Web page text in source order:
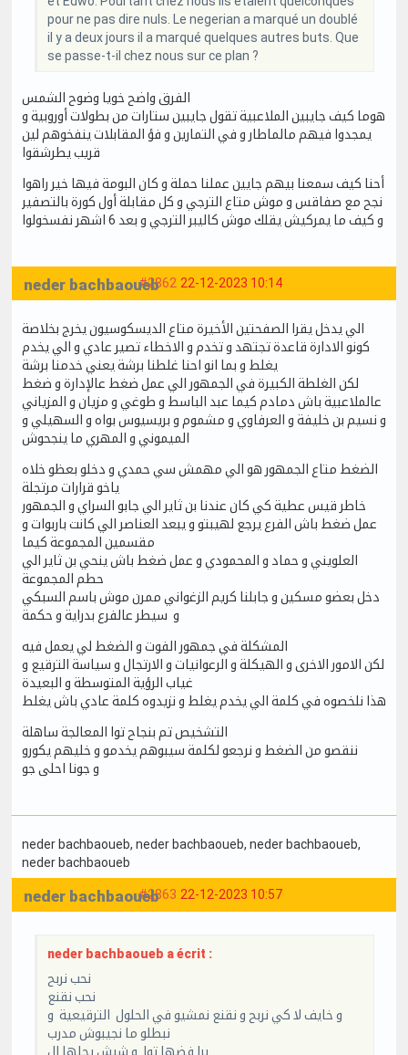
pour ne pas dire nuls. Le negerian a marqué un doublé
il y a deux jours il a marqué quelques autres buts. Que
se passe-t-il chez nous sur ce plan ?
الفرق واضح خويا وضوح الشمس
هوما كيف جايبين الملاعبية تقول جايبين ستارات من بطولات أوروبية و
يمجدوا فيهم مالماطار و في التمارين و فؤ المقابلات ينفخوهم لين
قريب يطرشقوا
أحنا كيف سمعنا بيهم جايين عملنا حملة و كان البومة فيها خير راهوا
نجح مع صفاقس و موش متاع الترجي و كل مقابلة أول كورة بالتصفير
و كيف ما يمركيش يقلك موش كاليبر الترجي و بعد 6 اشهر نفسخولوا
#2862 22-12-2023 10:14
neder bachbaoueb
الي يدخل يقرا الصفحتين الأخيرة متاع الديسكوسيون يخرج بخلاصة
كونو الادارة قاعدة تجتهد و تخدم و الاخطاء تصير عادي و الي يخدم
يغلط و بما انو احنا غلطنا برشة يعني خدمنا برشة
لكن الغلطة الكبيرة في الجمهور الي عمل ضغط عالإدارة و ضغط
عالملاعبية باش دمادم كيما عبد الباسط و طوغي و مزيان و المزياني
و نسيم بن خليفة و العرفاوي و مشموم و بريسيوس بواه و السهيلي و
الميموني و المهري ما ينجحوش
الضغط متاع الجمهور هو الي مهمش سي حمدي و دخلو بعظو خلاه
ياخو قرارات مرتجلة
خاطر قيس عطية كي كان عندنا بن ثاير الي جابو السراي و الجمهور
عمل ضغط باش الفرع يرجع لهيبتو و يبعد العناصر الي كانت باربوات و
مقسمين المجموعة كيما
العلويني و حماد و المحمودي و عمل ضغط باش ينحي بن ثاير الي
حطم المجموعة
دخل بعضو مسكين و جابلنا كريم الزغواني ممرن موش باسم السبكي
و سيطر عالفرع بدراية و حكمة
المشكلة في جمهور الفوت و الضغط لي يعمل فيه
لكن الامور الاخرى و الهيكلة و الرعوانيات و الارتجال و سياسة الترقيع و
غياب الرؤية المتوسطة و البعيدة
هذا نلخصوه في كلمة الي يخدم يغلط و نزيدوه كلمة عادي باش يغلط
التشخيص تم بنجاح توا المعالجة ساهلة
ننقصو من الضغط و نرجعو لكلمة سيبوهم يخدمو و خليهم يكورو
و جونا احلى جو
neder bachbaoueb, neder bachbaoueb, neder bachbaoueb,
neder bachbaoueb
#2863 22-12-2023 10:57
neder bachbaoueb
neder bachbaoueb a écrit :
نحب نربح
نحب نقنع
و خايف لا كي نربح و نقنع نمشيو في الحلول الترقيعية و
نبطلو ما نجيبوش مدرب
برا فضها توا و شبش يحلها ال